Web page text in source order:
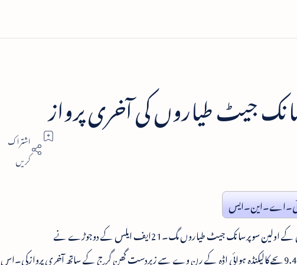
جیٹ طیاروں کی آخری پرواز
سوپرسانک جیٹ طیاروں مگ۔21ایف ایلس کے دوجوڑے نے
آج صبح9.45بجے کالیکنڈہ ہوائی اڈہ کے رن وے سے زبردست گھن گرج کے ساتھ آخری پروازکی۔اس